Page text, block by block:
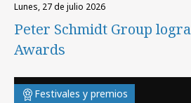
lunes, 27 de julio 2026
Peter Schmidt Group
Awards
Festivales y premios